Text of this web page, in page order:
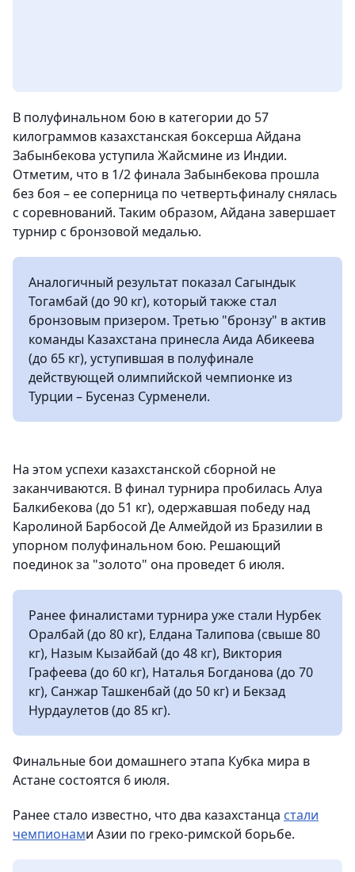
В полуфинальном бою в категории до 57
килограммов казахстанская боксерша Айдана
Забынбекова уступила Жайсмине из Индии.
Отметим, что в 1/2 финала Забынбекова прошла
без боя – ее соперница по четвертьфиналу снялась
с соревнований. Таким образом, Айдана завершает
турнир с бронзовой медалью.
Аналогичный результат показал Сагындык
Тогамбай (до 90 кг), который также стал
бронзовым призером. Третью "бронзу" в актив
команды Казахстана принесла Аида Абикеева
(до 65 кг), уступившая в полуфинале
действующей олимпийской чемпионке из
Турции – Бусеназ Сурменели.
На этом успехи казахстанской сборной не
заканчиваются. В финал турнира пробилась Алуа
Балкибекова (до 51 кг), одержавшая победу над
Каролиной Барбосой Де Алмейдой из Бразилии в
упорном полуфинальном бою. Решающий
поединок за "золото" она проведет 6 июля.
Ранее финалистами турнира уже стали Нурбек
Оралбай (до 80 кг), Елдана Талипова (свыше 80
кг), Назым Кызайбай (до 48 кг), Виктория
Графеева (до 60 кг), Наталья Богданова (до 70
кг), Санжар Ташкенбай (до 50 кг) и Бекзад
Нурдаулетов (до 85 кг).
Финальные бои домашнего этапа Кубка мира в
Астане состоятся 6 июля.
Ранее стало известно, что два казахстанца стали
чемпионами Азии по греко-римской борьбе.